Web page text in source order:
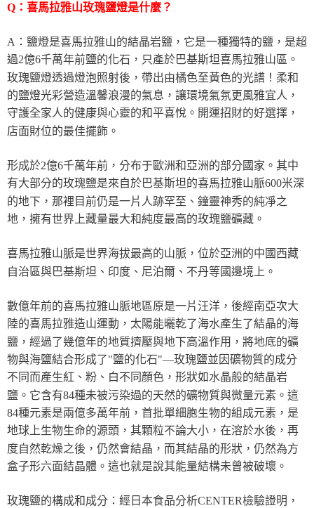
Q：喜馬拉雅山玫瑰鹽燈是什麼？
A：鹽燈是喜馬拉雅山的結晶岩鹽，它是一種獨特的鹽，是超
過2億6千萬年前鹽的化石，只產於巴基斯坦喜馬拉雅山區。
玫瑰鹽燈透過燈泡照射後，帶出由橘色至黃色的光譜！柔和
的鹽燈光彩營造溫馨浪漫的氣息，讓環境氣氛更風雅宜人，
守護全家人的健康與心靈的和平喜悅。開運招財的好選擇，
店面財位的最佳擺飾。
形成於2億6千萬年前，分布于歐洲和亞洲的部分國家。其中
有大部分的玫瑰鹽是來自於巴基斯坦的喜馬拉雅山脈600米深
的地下，那裡目前仍是一片人跡罕至、鐘靈神秀的純凈之
地，擁有世界上藏量最大和純度最高的玫瑰鹽礦藏。
喜馬拉雅山脈是世界海拔最高的山脈，位於亞洲的中國西藏
自治區與巴基斯坦、印度、尼泊爾、不丹等國邊境上。
數億年前的喜馬拉雅山脈地區原是一片汪洋，後經南亞次大
陸的喜馬拉雅造山運動，太陽能曬乾了海水產生了結晶的海
鹽，經過了幾億年的地質擠壓與地下高溫作用，將地底的礦
物與海鹽結合形成了"鹽的化石"—玫瑰鹽並因礦物質的成分
不同而產生紅、粉、白不同顏色，形狀如水晶般的結晶岩
鹽。它含有84種未被污染過的天然的礦物質與微量元素。這
84種元素是兩億多萬年前，首批單細胞生物的組成元素，是
地球上生物生命的源頭，其顆粒不論大小，在溶於水後，再
度自然乾燥之後，仍然會結晶，而其結晶的形狀，仍然為方
盒子形六面結晶體。這也就是說其能量結構未曾被破壞。
玫瑰鹽的構成和成分：經日本食品分析CENTER檢驗證明，